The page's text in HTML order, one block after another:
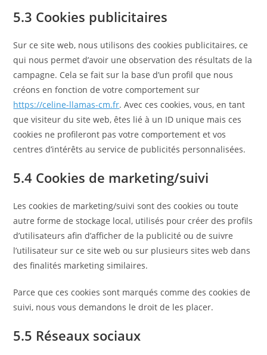
5.3 Cookies publicitaires
Sur ce site web, nous utilisons des cookies publicitaires, ce
qui nous permet d’avoir une observation des résultats de la
campagne. Cela se fait sur la base d’un profil que nous
créons en fonction de votre comportement sur
https://celine-llamas-cm.fr. Avec ces cookies, vous, en tant
que visiteur du site web, êtes lié à un ID unique mais ces
cookies ne profileront pas votre comportement et vos
centres d’intérêts au service de publicités personnalisées.
5.4 Cookies de marketing/suivi
Les cookies de marketing/suivi sont des cookies ou toute
autre forme de stockage local, utilisés pour créer des profils
d’utilisateurs afin d’afficher de la publicité ou de suivre
l’utilisateur sur ce site web ou sur plusieurs sites web dans
des finalités marketing similaires.
Parce que ces cookies sont marqués comme des cookies de
suivi, nous vous demandons le droit de les placer.
5.5 Réseaux sociaux